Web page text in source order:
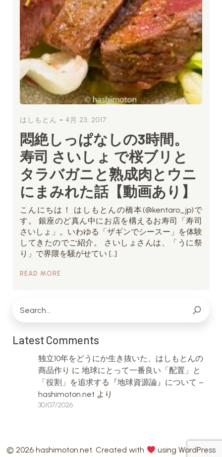
はしもとん - 4月 23, 2017
悶絶しっぱなしの3時間。
寿司 さいしょ で桜ブリと
タラバガニと熟成肉とウニ
にまみれた話【動画あり】
こんにちは！ はしもとんの橋本(@kentaro_jp)で
す。 銀座のど真ん中にお店を構えるお寿司「寿司
さいしょ」。いわゆる「ザギンでシースー」を体験
してきたのでご紹介。 さいしょさんは、「うに祭
り」で界隈を騒がせてい […]
READ MORE
Latest Comments
独立10年をどうにか生き抜いた、はしもとんの
商品作り に 地球にとって一番良い「配置」と
「役割」を追求する『地球資源論』について –
hashimoton.net より
30/07/2026
© 2026 hashimoton.net. Created with
using WordPress